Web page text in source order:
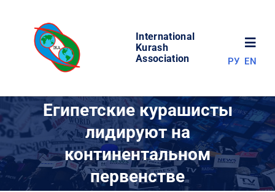
content
International
Kurash
Association
МИР КУРАША
ОБ АССОЦИАЦИИ
РУ EN
Египетские курашисты
лидируют на
континентальном
первенстве